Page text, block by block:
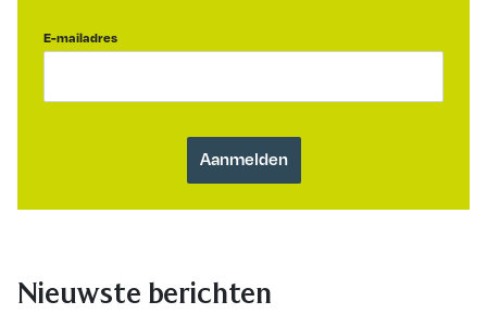
E-mailadres
Nieuwste berichten